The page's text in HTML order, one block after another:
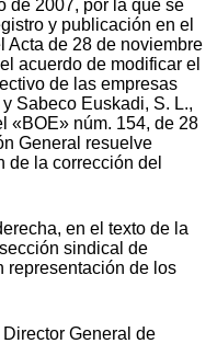
de 2007, por la que se
y publicación en el
Acta de 28 de noviembre
acuerdo de modificar el
de las empresas
Sabeco Euskadi, S. L.,
«BOE» núm. 154, de 28
General resuelve
de la corrección del
en el texto de la
sindical de
representación de los
General de